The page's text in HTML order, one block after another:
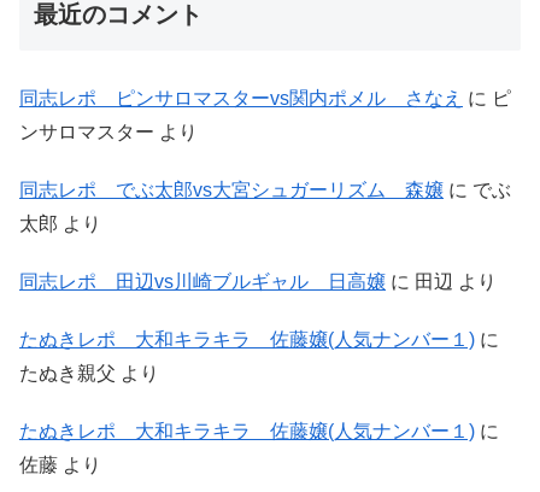
最近のコメント
同志レポ ピンサロマスターvs関内ポメル さなえ に ピ
ンサロマスター より
同志レポ でぶ太郎vs大宮シュガーリズム 森嬢 に でぶ
太郎 より
同志レポ 田辺vs川崎ブルギャル 日高嬢 に 田辺 より
たぬきレポ 大和キラキラ 佐藤嬢(人気ナンバー１) に
たぬき親父 より
たぬきレポ 大和キラキラ 佐藤嬢(人気ナンバー１) に
佐藤 より